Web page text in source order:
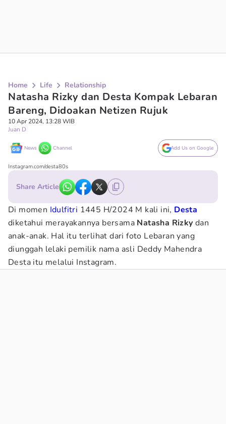
Home Life Relationship
Natasha Rizky dan Desta Kompak Lebaran
Bareng, Didoakan Netizen Rujuk
10 Apr 2024, 13:28 WIB
Juan D
News Channel Add Us on Google
Instagram.com/desta80s
Share Article
Di momen Idulfitri 1445 H/2024 M kali ini, Desta
diketahui merayakannya bersama Natasha Rizky dan
anak-anak. Hal itu terlihat dari foto Lebaran yang
diunggah lelaki pemilik nama asli Deddy Mahendra
Desta itu melalui Instagram.